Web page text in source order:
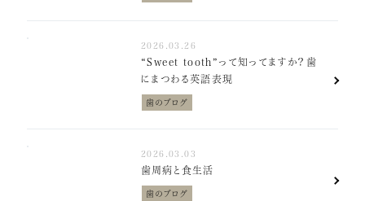
2026.03.26
“Sweet tooth”って知ってますか？歯
にまつわる英語表現
歯のブログ
2026.03.03
歯周病と食生活
歯のブログ